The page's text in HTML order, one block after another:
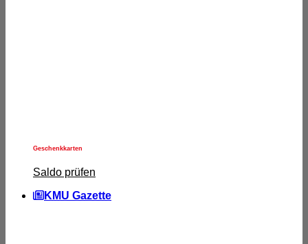
Geschenkkarten
Saldo prüfen
KMU Gazette